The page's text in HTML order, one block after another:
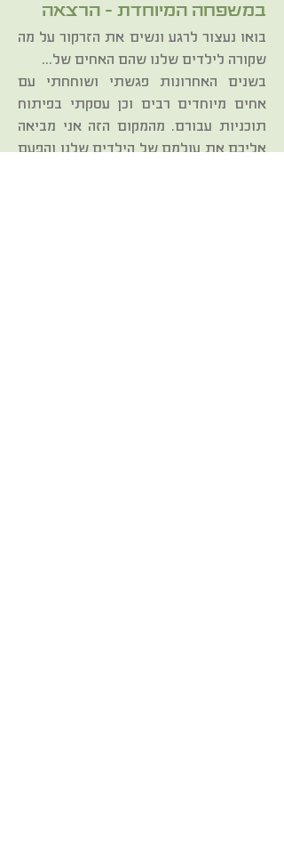
במשפחה המיוחדת – הרצאה
בואו נעצור לרגע ונשים את הזרקור על מה
שקורה לילדים שלנו שהם האחים של...
בשנים האחרונות פגשתי ושוחחתי עם
אחים מיוחדים רבים וכן עסקתי בפיתוח
תוכניות עבורם. מהמקום הזה אני מביאה
אליכם את עולמם של הילדים שלנו והפעם